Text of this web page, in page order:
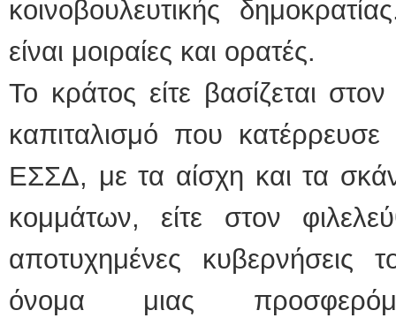
κοινοβουλευτικής
είναι μοιραίες και ορατές.
Το κράτος είτε βασίζεται
καπιταλισμό που
ΕΣΣΔ, με τα αίσχη και τα
κομμάτων, είτε στον
αποτυχημένες κυβερνήσεις
όνομα μιας